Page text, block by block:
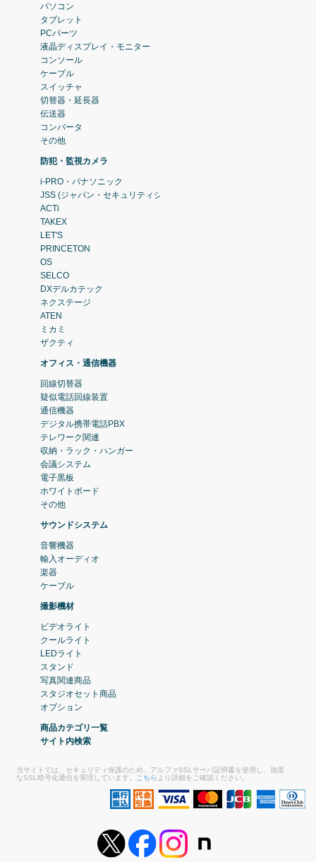
パソコン
タブレット
PCパーツ
液晶ディスプレイ・モニター
コンソール
ケーブル
スイッチャ
切替器・延長器
伝送器
コンバータ
その他
防犯・監視カメラ
i-PRO・パナソニック
JSS (ジャパン・セキュリティシステム)
ACTi
TAKEX
LET'S
PRINCETON
OS
SELCO
DXデルカテック
ネクステージ
ATEN
ミカミ
ザクティ
オフィス・通信機器
回線切替器
疑似電話回線装置
通信機器
デジタル携帯電話PBX
テレワーク関連
収納・ラック・ハンガー
会議システム
電子黒板
ホワイトボード
その他
サウンドシステム
音響機器
輸入オーディオ
楽器
ケーブル
撮影機材
ビデオライト
クールライト
LEDライト
スタンド
写真関連商品
スタジオセット商品
オプション
商品カテゴリ一覧
サイト内検索
当サイトでは、セキュリティ保護のため、アルファSSLサーバ証明書を使用し、強度
なSSL暗号化通信を実現しています。
こちら より詳細をご確認ください。